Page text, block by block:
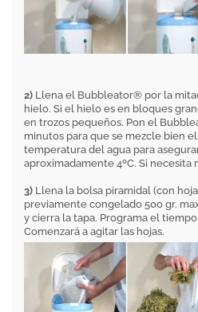
2) Llena el Bubbleator® por la
hielo. Si el hielo es en bloques
en trozos pequeños. Pon el
minutos para que se mezcle bien
temperatura del agua para
aproximadamente 4ºC. Si necesita
3) Llena la bolsa piramidal (con
previamente congelado 500 gr.
y cierra la tapa. Programa el tiempo
Comenzará a agitar las hojas.